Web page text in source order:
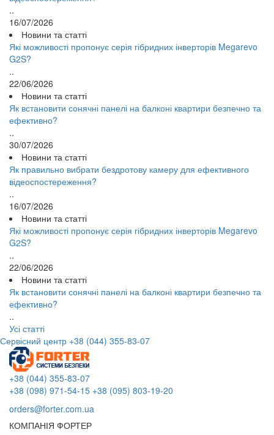
..
16/07/2026
Новини та статті
Які можливості пропонує серія гібридних інверторів Megarevo
G2S?
..
22/06/2026
Новини та статті
Як встановити сонячні панелі на балконі квартири безпечно та
ефективно?
..
30/07/2026
Новини та статті
Як правильно вибрати бездротову камеру для ефективного
відеоспостереження?
..
16/07/2026
Новини та статті
Які можливості пропонує серія гібридних інверторів Megarevo
G2S?
..
22/06/2026
Новини та статті
Як встановити сонячні панелі на балконі квартири безпечно та
ефективно?
..
Усі статті
Сервісний центр +38 (044) 355-83-07
+38 (044) 355-83-07
+38 (098) 971-54-15 +38 (095) 803-19-20
orders@forter.com.ua
КОМПАНІЯ ФОРТЕР